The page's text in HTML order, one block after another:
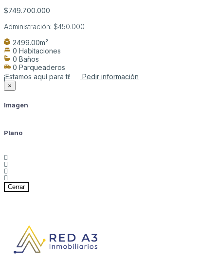
$749.700.000
Administración: $450.000
2499.00m²
0 Habitaciones
0 Baños
0 Parqueaderos
¡Estamos aquí para ti!
Pedir información
×
Imagen
Plano
Cerrar